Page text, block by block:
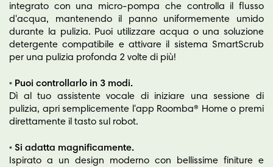
integrato con una micro-pompa che controlla il flusso
d'acqua, mantenendo il panno uniformemente umido
durante la pulizia. Puoi utilizzare acqua o una soluzione
detergente compatibile e attivare il sistema SmartScrub
per una pulizia profonda 2 volte di più!
• Puoi controllarlo in 3 modi.
Dì al tuo assistente vocale di iniziare una sessione di
pulizia, apri semplicemente l'app Roomba® Home o premi
direttamente il tasto sul robot.
• Si adatta magnificamente.
Ispirato a un design moderno con bellissime finiture e